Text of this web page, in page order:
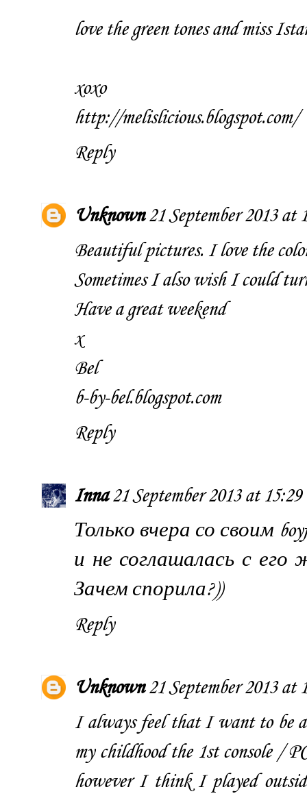
love the green tones and miss
xoxo
http://melislicious.blogspot.com/
Reply
Unknown 21 September 2013 at
Beautiful pictures. I love the
Sometimes I also wish I could
Have a great weekend
x
Bel
b-by-bel.blogspot.com
Reply
Inna 21 September 2013 at 15:29
Только вчера со своим
и не соглашалась с его
Зачем спорила?))
Reply
Unknown 21 September 2013 at
I always feel that I want to be
my childhood the 1st console /
however I think I played